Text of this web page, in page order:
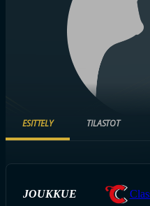
ESITTELY TILASTOT
JOUKKUE